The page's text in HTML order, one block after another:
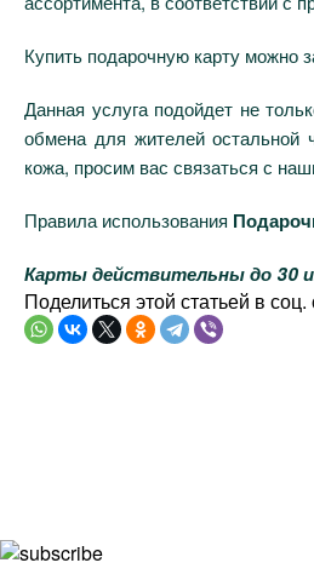
Купить подарочную карту можно
Данная услуга подойдет не
обмена для жителей остальной
кожа, просим вас связаться с
Правила использования
Карты действительны до 30
Поделиться этой статьей в соц.